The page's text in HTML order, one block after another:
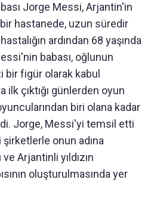
Jorge Messi, Arjantin'in
hastanede, uzun süredir
ardından 68 yaşında
babası, oğlunun
figür olarak kabul
ilk çıktığı günlerden oyun
biri olana kadar
Jorge, Messi'yi temsil etti
onun adına
Arjantinli yıldızın
oluşturulmasında yer